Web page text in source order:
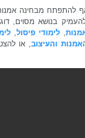
להתפתח מבחינה
בנושא מסוים,
,לימודי פיסול,
אמנות והעיצוב, או